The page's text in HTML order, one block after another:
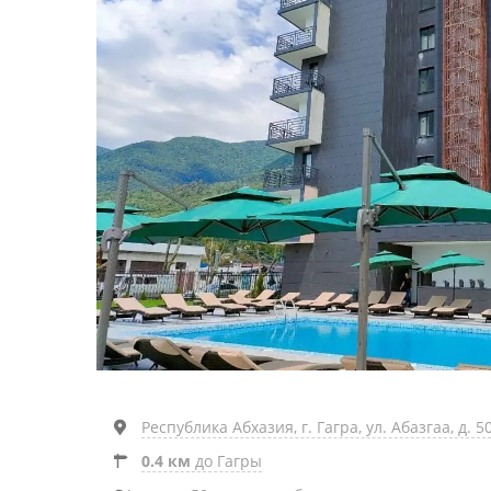
Республика Абхазия, г. Гагра, ул. Абазгаа, д.
0.4 км до Гагры